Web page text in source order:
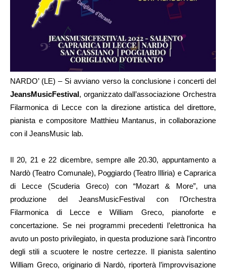
NARDO’ (LE) – Si avviano verso la conclusione i concerti del
JeansMusicFestival, organizzato dall’associazione Orchestra
Filarmonica di Lecce con la direzione artistica del direttore,
pianista e compositore Matthieu Mantanus, in collaborazione
con il JeansMusic lab.
Il 20, 21 e 22 dicembre, sempre alle 20.30, appuntamento a
Nardò (Teatro Comunale), Poggiardo (Teatro Illiria) e Caprarica
di Lecce (Scuderia Greco) con “Mozart & More”, una
produzione del JeansMusicFestival con l’Orchestra
Filarmonica di Lecce e William Greco, pianoforte e
concertazione. Se nei programmi precedenti l’elettronica ha
avuto un posto privilegiato, in questa produzione sarà l’incontro
degli stili a scuotere le nostre certezze. Il pianista salentino
William Greco, originario di Nardò, riporterà l’improvvisazione